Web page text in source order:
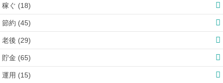
稼ぐ (18)
節約 (45)
老後 (29)
貯金 (65)
運用 (15)